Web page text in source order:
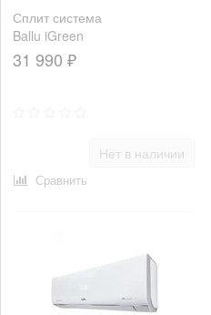
Сплит система
Ballu iGreen
Pro DC BSAGI-
07HN8
31 990 ₽
Нет в наличии
Сравнить